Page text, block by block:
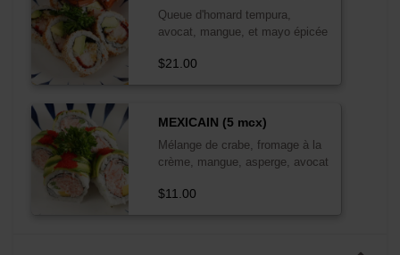
Queue d'homard tempura,
avocat, mangue, et mayo épicée
$21.00
MEXICAIN (5 mcx)
Mélange de crabe, fromage à la
crème, mangue, asperge, avocat
$11.00